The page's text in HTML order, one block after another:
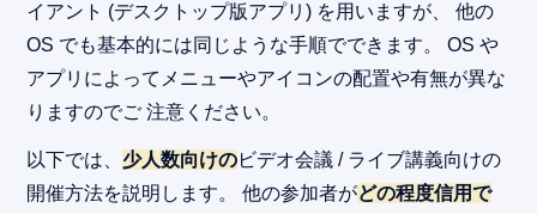
イアント (デスクトップ版アプリ) を用いますが、 他の
OS でも基本的には同じような手順でできます。 OS や
アプリによってメニューやアイコンの配置や有無が異な
りますのでご 注意ください。
以下では、少人数向けのビデオ会議 / ライブ講義向けの
開催方法を説明します。 他の参加者がどの程度信用で